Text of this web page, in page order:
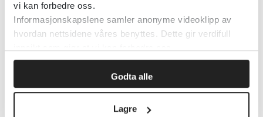
vi kan forbedre oss.
Informasjonskapslene samler anonyme videoklipp av
hvordan nettsidene våres benyttes. Dette gir verdifull
Godta alle
Lagre
Helsenorge.no
Pasientinformasjon fra Best
Practice på norsk